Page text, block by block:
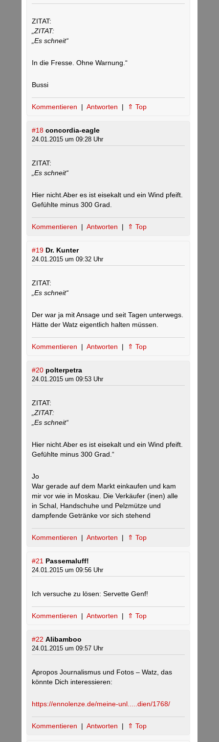
ZITAT:
„ZITAT:
„Es schneit“
In die Fresse. Ohne Warnung.“
Bussi
Kommentieren | Antworten | ⇑ Top
#18 concordia-eagle
24.01.2015 um 09:28 Uhr
ZITAT:
„Es schneit“
Hier nicht.Aber es ist eisekalt und ein Wind pfeift.
Gefühlte minus 300 Grad.
Kommentieren | Antworten | ⇑ Top
#19 Dr. Kunter
24.01.2015 um 09:32 Uhr
ZITAT:
„Es schneit“
Der war ja mit Ansage und seit Tagen unterwegs.
Hätte der Watz eigentlich halten müssen.
Kommentieren | Antworten | ⇑ Top
#20 polterpetra
24.01.2015 um 09:53 Uhr
ZITAT:
„ZITAT:
„Es schneit“
Hier nicht.Aber es ist eisekalt und ein Wind pfeift.
Gefühlte minus 300 Grad.“
Jo
War gerade auf dem Markt einkaufen und kam
mir vor wie in Moskau. Die Verkäufer (inen) alle
in Schal, Handschuhe und Pelzmütze und
dampfende Getränke vor sich stehend
Kommentieren | Antworten | ⇑ Top
#21 Passemaluff!
24.01.2015 um 09:56 Uhr
Ich versuche zu lösen: Servette Genf!
Kommentieren | Antworten | ⇑ Top
#22 Alibamboo
24.01.2015 um 09:57 Uhr
Apropos Journalismus und Fotos – Watz, das
könnte Dich interessieren:
https://ennolenze.de/meine-unl.....dien/1768/
Kommentieren | Antworten | ⇑ Top